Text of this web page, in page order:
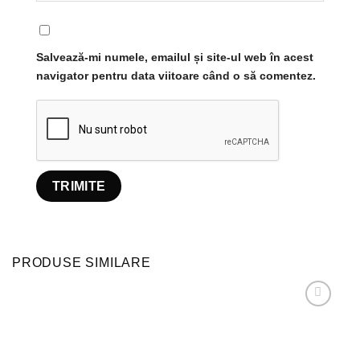
Salvează-mi numele, emailul și site-ul web în acest
navigator pentru data viitoare când o să comentez.
PRODUSE SIMILARE